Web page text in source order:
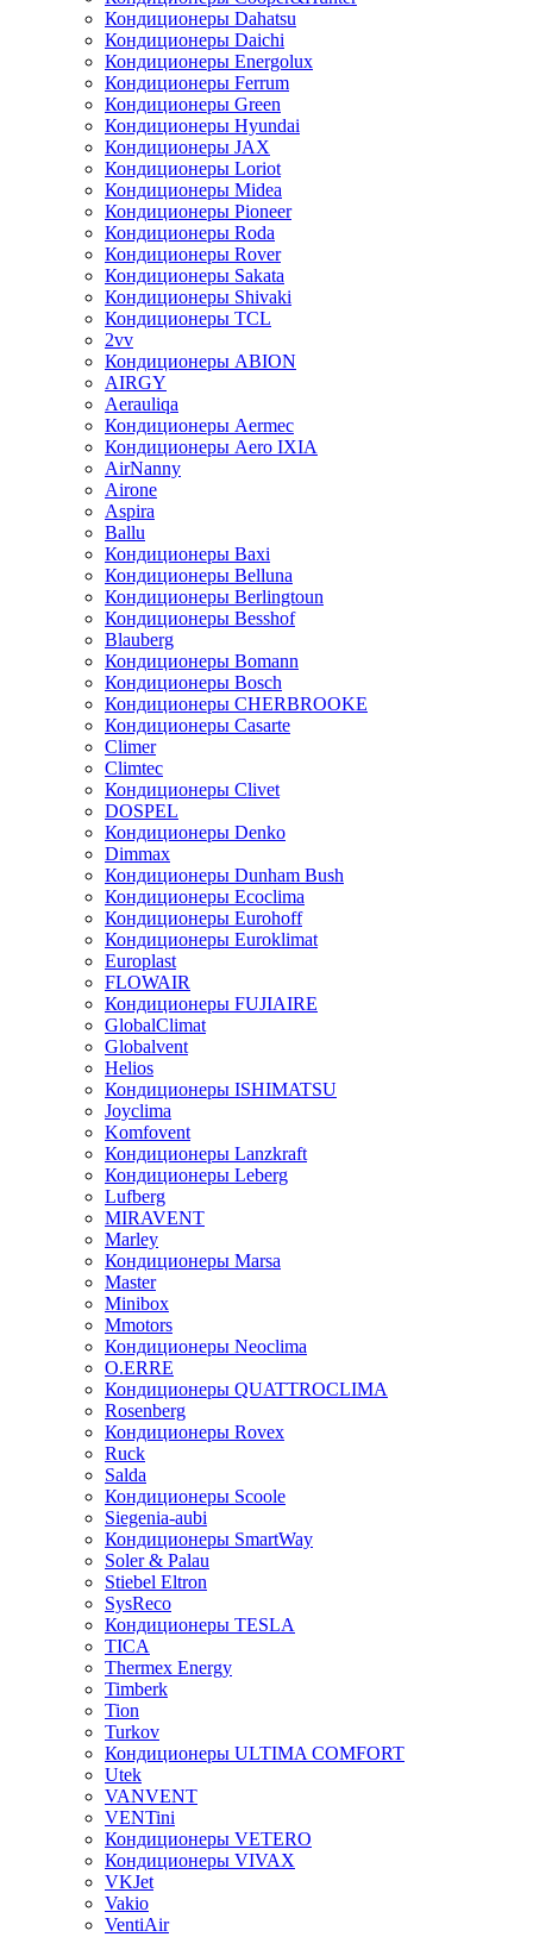
Кондиционеры Dahatsu
Кондиционеры Daichi
Кондиционеры Energolux
Кондиционеры Ferrum
Кондиционеры Green
Кондиционеры Hyundai
Кондиционеры JAX
Кондиционеры Loriot
Кондиционеры Midea
Кондиционеры Pioneer
Кондиционеры Roda
Кондиционеры Rover
Кондиционеры Sakata
Кондиционеры Shivaki
Кондиционеры TCL
2vv
Кондиционеры ABION
AIRGY
Aerauliqa
Кондиционеры Aermec
Кондиционеры Aero IXIA
AirNanny
Airone
Aspira
Ballu
Кондиционеры Baxi
Кондиционеры Belluna
Кондиционеры Berlingtoun
Кондиционеры Besshof
Blauberg
Кондиционеры Bomann
Кондиционеры Bosch
Кондиционеры CHERBROOKE
Кондиционеры Casarte
Climer
Climtec
Кондиционеры Clivet
DOSPEL
Кондиционеры Denko
Dimmax
Кондиционеры Dunham Bush
Кондиционеры Ecoclima
Кондиционеры Eurohoff
Кондиционеры Euroklimat
Europlast
FLOWAIR
Кондиционеры FUJIAIRE
GlobalClimat
Globalvent
Helios
Кондиционеры ISHIMATSU
Joyclima
Komfovent
Кондиционеры Lanzkraft
Кондиционеры Leberg
Lufberg
MIRAVENT
Marley
Кондиционеры Marsa
Master
Minibox
Mmotors
Кондиционеры Neoclima
O.ERRE
Кондиционеры QUATTROCLIMA
Rosenberg
Кондиционеры Rovex
Ruck
Salda
Кондиционеры Scoole
Siegenia-aubi
Кондиционеры SmartWay
Soler & Palau
Stiebel Eltron
SysReco
Кондиционеры TESLA
TICA
Thermex Energy
Timberk
Tion
Turkov
Кондиционеры ULTIMA COMFORT
Utek
VANVENT
VENTini
Кондиционеры VETERO
Кондиционеры VIVAX
VKJet
Vakio
VentiAir